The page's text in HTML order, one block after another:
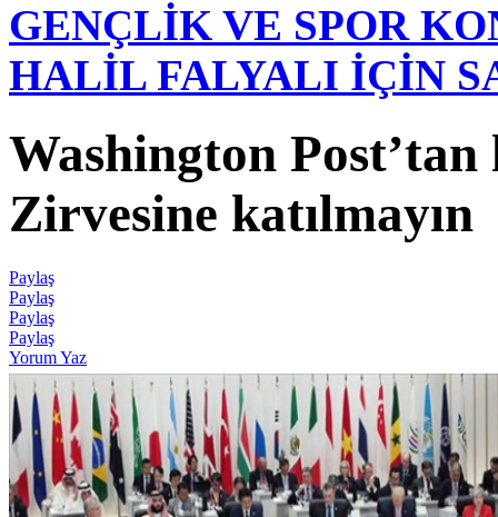
GENÇLİK VE SPOR
HALİL FALYALI İÇİN
Washington
Zirvesine katılmayın
Paylaş
Paylaş
Paylaş
Paylaş
Yorum Yaz